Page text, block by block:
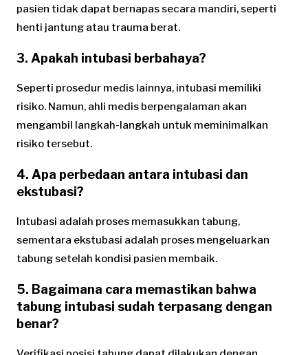
pasien tidak dapat bernapas secara mandiri, seperti
henti jantung atau trauma berat.
3. Apakah intubasi berbahaya?
Seperti prosedur medis lainnya, intubasi memiliki
risiko. Namun, ahli medis berpengalaman akan
mengambil langkah-langkah untuk meminimalkan
risiko tersebut.
4. Apa perbedaan antara intubasi dan
ekstubasi?
Intubasi adalah proses memasukkan tabung,
sementara ekstubasi adalah proses mengeluarkan
tabung setelah kondisi pasien membaik.
5. Bagaimana cara memastikan bahwa
tabung intubasi sudah terpasang dengan
benar?